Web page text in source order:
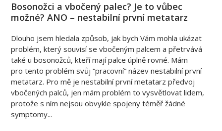
Bosonožci a vbočený palec? Je to vůbec
možné? ANO – nestabilní první metatarz
Dlouho jsem hledala způsob, jak bych Vám mohla ukázat
problém, který souvisí se vbočeným palcem a přetrvává
také u bosonožců, kteří mají palce úplně rovné. Mám
pro tento problém svůj “pracovní” název nestabilní první
metatarz. Pro mě je nestabilní první metatarz předvoj
vbočených palců, jen mám problém to vysvětlovat lidem,
protože s ním nejsou obvykle spojeny téměř žádné
symptomy...